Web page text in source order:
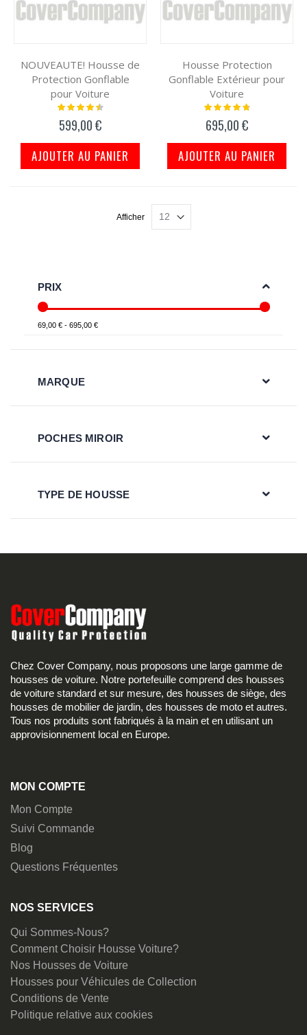
NOUVEAUTE! Housse de
Protection Gonflable
pour Voiture
Notation:
599,00 €
AJOUTER AU PANIER
Housse Protection
Gonflable Extérieur pour
Voiture
Notation:
695,00 €
AJOUTER AU PANIER
Afficher
PRIX
69,00 € - 695,00 €
MARQUE
POCHES MIROIR
TYPE DE HOUSSE
Chez Cover Company, nous proposons une large gamme de
housses de voiture. Notre portefeuille comprend des housses
de voiture standard et sur mesure, des housses de siège, des
housses de mobilier de jardin, des housses de moto et autres.
Tous nos produits sont fabriqués à la main et en utilisant un
approvisionnement local en Europe.
MON COMPTE
Mon Compte
Suivi Commande
Blog
Questions Fréquentes
NOS SERVICES
Qui Sommes-Nous?
Comment Choisir Housse Voiture?
Nos Housses de Voiture
Housses pour Véhicules de Collection
Conditions de Vente
Politique relative aux cookies